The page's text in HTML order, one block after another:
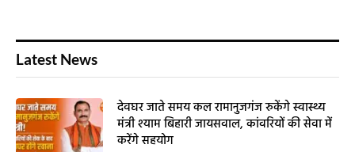
Latest News
देवघर जाते समय कल रामानुजगंज रुकेंगे स्वास्थ्य
मंत्री श्याम बिहारी जायसवाल, कांवरियों की सेवा में
करेंगे सहयोग